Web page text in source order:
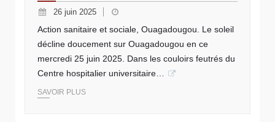
26 juin 2025
Action sanitaire et sociale, Ouagadougou. Le soleil
décline doucement sur Ouagadougou en ce
mercredi 25 juin 2025. Dans les couloirs feutrés du
Centre hospitalier universitaire…
SAVOIR PLUS